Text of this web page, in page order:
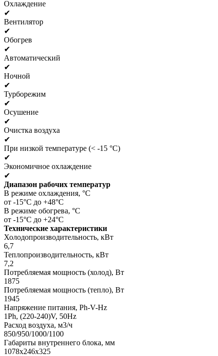
Охлаждение
✔
Вентилятор
✔
Обогрев
✔
Автоматический
✔
Ночной
✔
Турборежим
✔
Осушение
✔
Очистка воздуха
✔
При низкой температуре (< -15 °C)
✔
Экономичное охлаждение
✔
Диапазон рабочих температур
В режиме охлаждения, °C
от -15°C до +48°C
В режиме обогрева, °C
от -15°C до +24°C
Технические характеристики
Холодопроизводительность, кВт
6,7
Теплопроизводительность, кВт
7,2
Потребляемая мощность (холод), Вт
1875
Потребляемая мощность (тепло), Вт
1945
Напряжение питания, Ph-V-Hz
1Ph, (220-240)V, 50Hz
Расход воздуха, м3/ч
850/950/1000/1100
Габариты внутреннего блока, мм
1078x246x325